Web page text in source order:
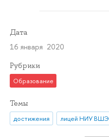
Дата
16 января 2020
Рубрики
Образование
Темы
достижения лицей НИУ ВШЭ